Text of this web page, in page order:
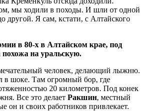
мы ходили в походы. И шли от одной
другой. Я сам, кстати, с Алтайского
в 80-х в Алтайском крае, под
на уральскую.
человек, делающий лыжню.
в шоке. Там огромный бор, где
20 километров. Под конек
Все это делает Ракшин, местный
он и своих работников привлекает.